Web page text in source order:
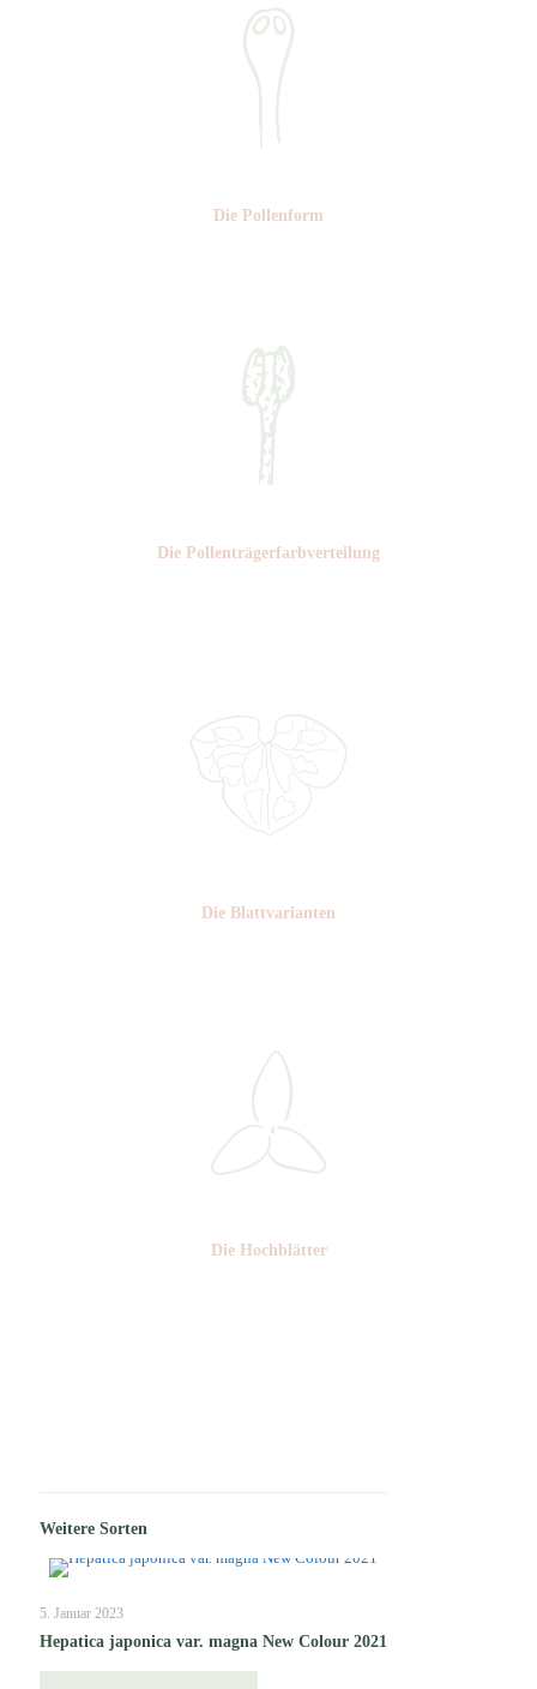
Die Pollen­form
Die Pollen­trägerfarb­verteilung
Die Blattvarianten
Die Hochblätter
Weitere Sorten
5. Januar 2023
Hepatica japonica var. magna New Colour 2021